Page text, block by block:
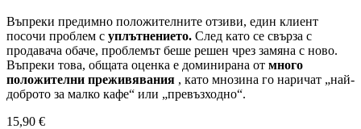
Въпреки предимно положителните отзиви, един клиент
посочи проблем с уплътнението. След като се свърза с
продавача обаче, проблемът беше решен чрез замяна с ново.
Въпреки това, общата оценка е доминирана от много
положителни преживявания , като мнозина го наричат „най-
доброто за малко кафе“ или „превъзходно“.
15,90 €